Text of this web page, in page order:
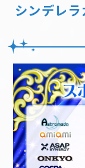
シンデレ